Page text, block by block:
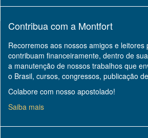
Contribua com a Montfort
Recorremos aos nossos amigos e leitores
contribuam financeiramente, dentro de
a manutenção de nossos trabalhos que
o Brasil, cursos, congressos, publicação
Colabore com nosso apostolado!
Saiba mais